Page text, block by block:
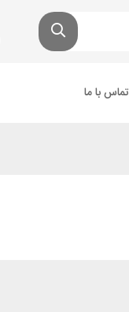
تماس با ما